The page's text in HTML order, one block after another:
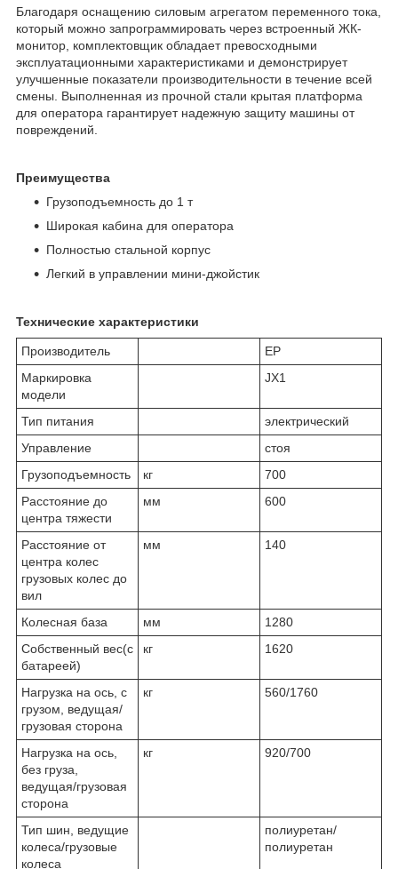
Благодаря оснащению силовым агрегатом переменного тока,
который можно запрограммировать через встроенный ЖК-
монитор, комплектовщик обладает превосходными
эксплуатационными характеристиками и демонстрирует
улучшенные показатели производительности в течение всей
смены. Выполненная из прочной стали крытая платформа
для оператора гарантирует надежную защиту машины от
повреждений.
Преимущества
Грузоподъемность до 1 т
Широкая кабина для оператора
Полностью стальной корпус
Легкий в управлении мини-джойстик
Технические характеристики
Производитель
ЕР
Маркировка
модели
JX1
Тип питания
электрический
Управление
стоя
Грузоподъемность
кг
700
Расстояние до
центра тяжести
мм 600
Расстояние от
центра колес
грузовых колес до
вил
мм 140
Колесная база мм
1280
Собственный вес(с
батареей)
кг 1620
Нагрузка на ось, с
грузом, ведущая/
грузовая сторона
кг 560/1760
Нагрузка на ось,
без груза,
ведущая/грузовая
сторона
кг 920/700
Тип шин, ведущие
колеса/грузовые
колеса
полиуретан/
полиуретан